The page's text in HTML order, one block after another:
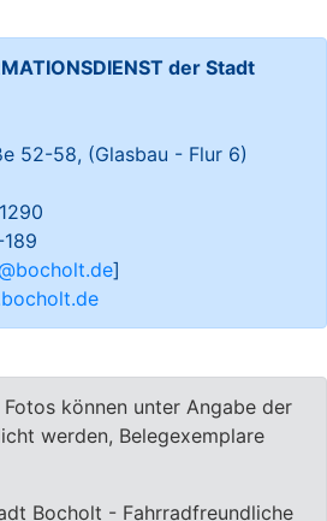
der Stadt
52-58, (Glasbau - Flur 6)
]
können unter Angabe der
werden, Belegexemplare
Bocholt - Fahrradfreundliche